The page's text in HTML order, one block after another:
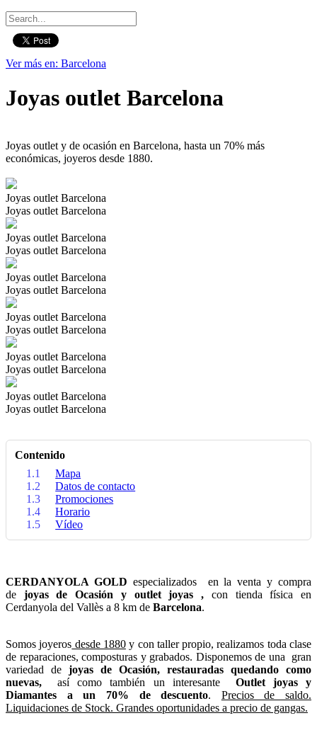
Ver más en: Barcelona
Joyas outlet Barcelona
Joyas outlet y de ocasión en Barcelona, hasta un 70% más
económicas, joyeros desde 1880.
Joyas outlet Barcelona
Joyas outlet Barcelona
Joyas outlet Barcelona
Joyas outlet Barcelona
Joyas outlet Barcelona
Joyas outlet Barcelona
Joyas outlet Barcelona
Joyas outlet Barcelona
Joyas outlet Barcelona
Joyas outlet Barcelona
Joyas outlet Barcelona
Joyas outlet Barcelona
Contenido
1.1
Mapa
1.2
Datos de contacto
1.3
Promociones
1.4
Horario
1.5
Vídeo
CERDANYOLA GOLD especializados en la venta y compra
de joyas de Ocasión y outlet joyas , con tienda física en
Cerdanyola del Vallès a 8 km de Barcelona.
Somos joyeros desde 1880y con taller propio, realizamos toda clase
de reparaciones, composturas y grabados. Disponemos de una gran
variedad de joyas de Ocasión, restauradas quedando como
nuevas,
así como también un interesante Outlet joyas y
Diamantes a un 70% de descuento. Precios de saldo.
Liquidaciones de Stock. Grandes oportunidades a precio de gangas.